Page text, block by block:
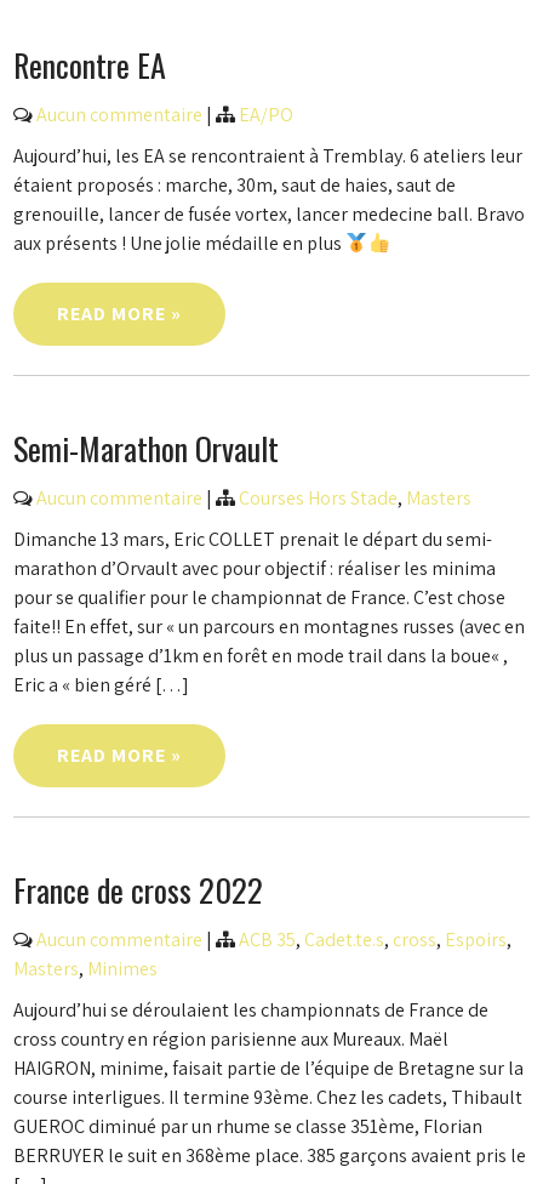
Rencontre EA
Aucun commentaire |
EA/PO
Aujourd’hui, les EA se rencontraient à Tremblay. 6 ateliers leur
étaient proposés : marche, 30m, saut de haies, saut de
grenouille, lancer de fusée vortex, lancer medecine ball. Bravo
aux présents ! Une jolie médaille en plus
READ MORE »
Semi-Marathon Orvault
Aucun commentaire | Courses Hors Stade, Masters
Dimanche 13 mars, Eric COLLET prenait le départ du semi-
marathon d’Orvault avec pour objectif : réaliser les minima
pour se qualifier pour le championnat de France. C’est chose
faite!! En effet, sur « un parcours en montagnes russes (avec en
plus un passage d’1km en forêt en mode trail dans la boue« ,
Eric a « bien géré […]
READ MORE »
France de cross 2022
Aucun commentaire | ACB 35,Cadet.te.s, cross, Espoirs,
Masters, Minimes
Aujourd’hui se déroulaient les championnats de France de
cross country en région parisienne aux Mureaux. Maël
HAIGRON, minime, faisait partie de l’équipe de Bretagne sur la
course interligues. Il termine 93ème. Chez les cadets, Thibault
GUEROC diminué par un rhume se classe 351ème, Florian
BERRUYER le suit en 368ème place. 385 garçons avaient pris le